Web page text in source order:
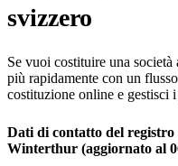
svizzero
Se vuoi costituire una
più rapidamente con un
costituzione online e gestisci
Dati di contatto del
Winterthur (aggiornato al